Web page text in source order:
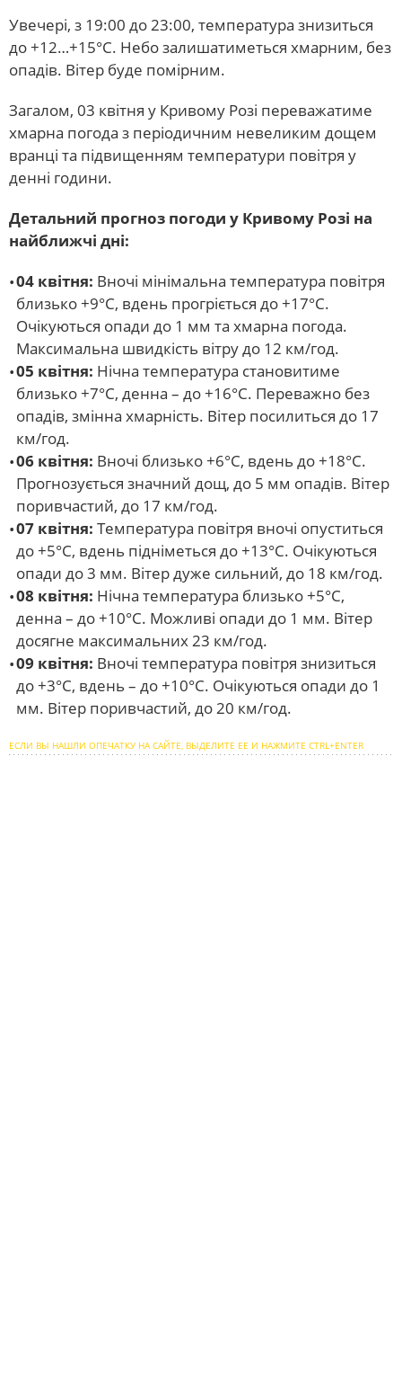
Увечері, з 19:00 до 23:00, температура знизиться
до +12…+15°С. Небо залишатиметься хмарним, без
опадів. Вітер буде помірним.
Загалом, 03 квітня у Кривому Розі переважатиме
хмарна погода з періодичним невеликим дощем
вранці та підвищенням температури повітря у
денні години.
Детальний прогноз погоди у Кривому Розі на
найближчі дні:
04 квітня: Вночі мінімальна температура повітря
близько +9°С, вдень прогріється до +17°С.
Очікуються опади до 1 мм та хмарна погода.
Максимальна швидкість вітру до 12 км/год.
05 квітня: Нічна температура становитиме
близько +7°С, денна – до +16°С. Переважно без
опадів, змінна хмарність. Вітер посилиться до 17
км/год.
06 квітня: Вночі близько +6°С, вдень до +18°С.
Прогнозується значний дощ, до 5 мм опадів. Вітер
поривчастий, до 17 км/год.
07 квітня: Температура повітря вночі опуститься
до +5°С, вдень підніметься до +13°С. Очікуються
опади до 3 мм. Вітер дуже сильний, до 18 км/год.
08 квітня: Нічна температура близько +5°С,
денна – до +10°С. Можливі опади до 1 мм. Вітер
досягне максимальних 23 км/год.
09 квітня: Вночі температура повітря знизиться
до +3°С, вдень – до +10°С. Очікуються опади до 1
мм. Вітер поривчастий, до 20 км/год.
ЕСЛИ ВЫ НАШЛИ ОПЕЧАТКУ НА САЙТЕ, ВЫДЕЛИТЕ ЕЕ И НАЖМИТЕ CTRL+ENTER